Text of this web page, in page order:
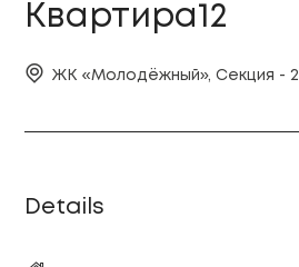
Квартира12
ЖК «Молодёжный», Секция - 2
Details